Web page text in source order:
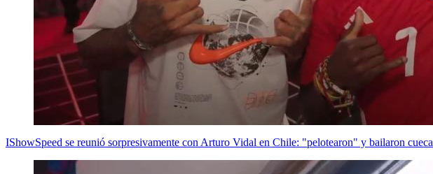
IShowSpeed se reunió sorpresivamente con Arturo Vidal en Chile: "pelotearon" y bailaron cueca